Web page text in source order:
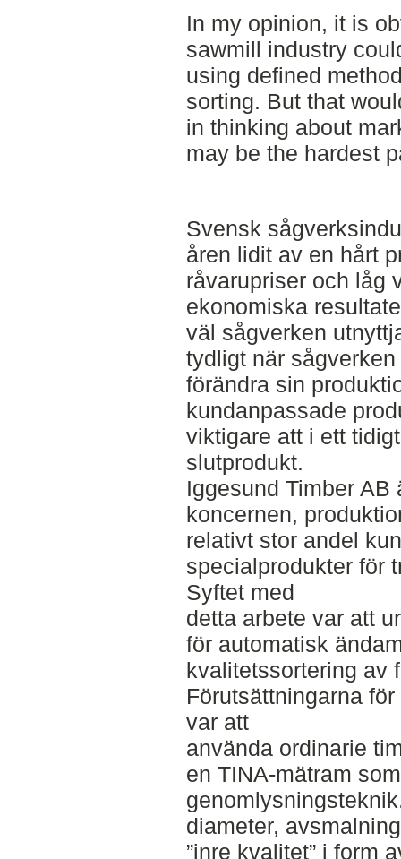
In my opinion, it is
sawmill industry
using defined
sorting. But that
in thinking about
may be the hardest
Svensk
åren lidit av en hårt
råvarupriser och låg
ekonomiska
väl sågverken
tydligt när
förändra sin
kundanpassade
viktigare att i ett
slutprodukt.
Iggesund Timber
koncernen,
relativt stor andel
specialprodukter för
Syftet med
detta arbete var att
för automatisk
kvalitetssortering av
Förutsättningarna
var att
använda ordinarie
en TINA-mätram
diameter,
”inre kvalitet” i form